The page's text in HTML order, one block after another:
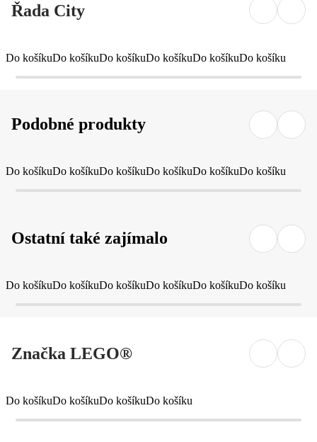
Řada City
Do košíkuDo košíkuDo košíkuDo košíkuDo košíkuDo košíku
Podobné produkty
Do košíkuDo košíkuDo košíkuDo košíkuDo košíkuDo košíku
Ostatní také zajímalo
Do košíkuDo košíkuDo košíkuDo košíkuDo košíkuDo košíku
Značka LEGO®
Do košíkuDo košíkuDo košíkuDo košíku